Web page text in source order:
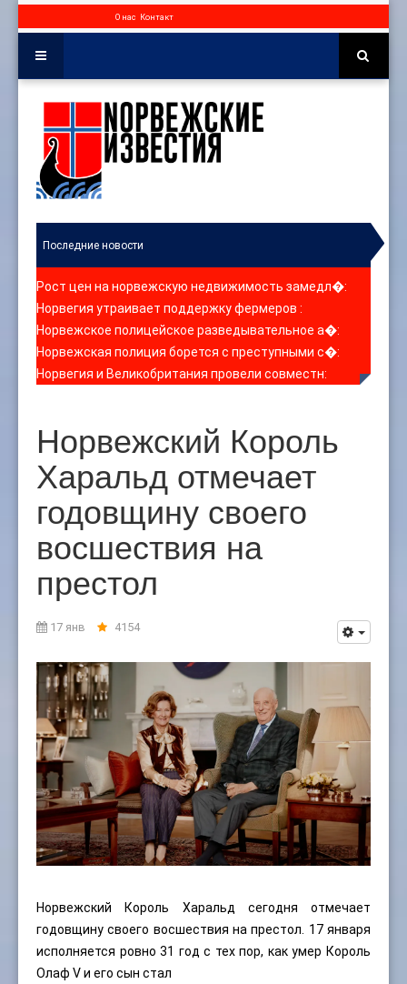
О нас Контакт
Последние новости
Рост цен на норвежскую недвижимость замедл�:
Норвегия утраивает поддержку фермеров :
Норвежское полицейское разведывательное а�:
Норвежская полиция борется с преступными с�:
Норвегия и Великобритания провели совместн:
Норвежский Король
Харальд отмечает
годовщину своего
восшествия на
престол
17 янв 4154
Норвежский Король Харальд сегодня отмечает
годовщину своего восшествия на престол. 17 января
исполняется ровно 31 год с тех пор, как умер Король
Олаф V и его сын стал